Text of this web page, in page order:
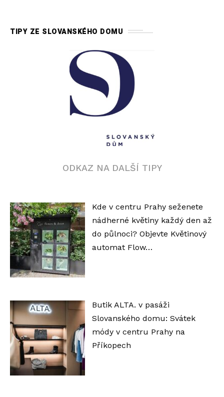
TIPY ZE SLOVANSKÉHO DOMU
ODKAZ NA DALŠÍ TIPY
Kde v centru Prahy seženete
nádherné květiny každý den až
do půlnoci? Objevte Květinový
automat Flow…
Butik ALTA. v pasáži
Slovanského domu: Svátek
módy v centru Prahy na
Příkopech